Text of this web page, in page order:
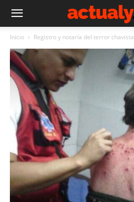
Inicio Registro y notaría del terror chavista